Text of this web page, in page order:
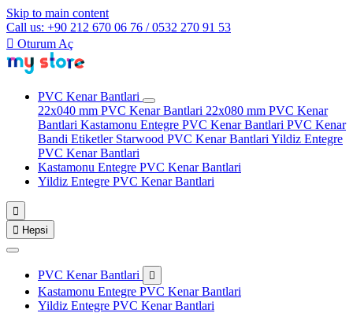
Skip to main content
Call us: +90 212 670 06 76 / 0532 270 91 53
 Oturum Aç
PVC Kenar Bantlari
22x040 mm PVC Kenar Bantlari 22x080 mm PVC Kenar
Bantlari Kastamonu Entegre PVC Kenar Bantlari PVC Kenar
Bandi Etiketler Starwood PVC Kenar Bantlari Yildiz Entegre
PVC Kenar Bantlari
Kastamonu Entegre PVC Kenar Bantlari
Yildiz Entegre PVC Kenar Bantlari

 Hepsi
PVC Kenar Bantlari 
Kastamonu Entegre PVC Kenar Bantlari
Yildiz Entegre PVC Kenar Bantlari